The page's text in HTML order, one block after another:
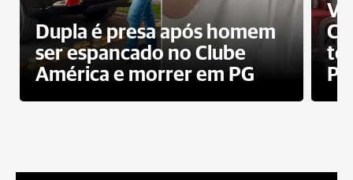
Dupla é presa após homem
ser espancado no Clube
América e morrer em PG
PG